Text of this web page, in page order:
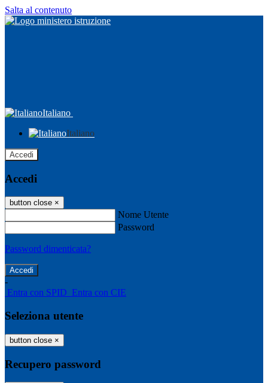
Salta al contenuto
Italiano
Italiano
Accedi
Accedi
button close ×
Nome Utente
Password
Password dimenticata?
-
Entra con SPID Entra con CIE
Seleziona utente
button close ×
Recupero password